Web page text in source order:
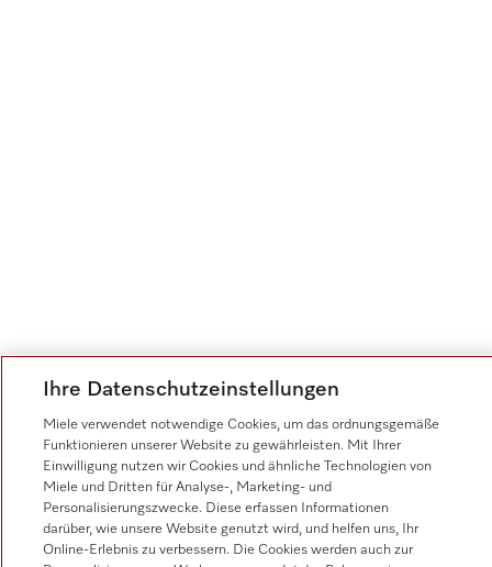
Ihre Datenschutzeinstellungen
Miele verwendet notwendige Cookies, um das ordnungsgemäße
Funktionieren unserer Website zu gewährleisten. Mit Ihrer
Einwilligung nutzen wir Cookies und ähnliche Technologien von
Miele und Dritten für Analyse-, Marketing- und
Personalisierungszwecke. Diese erfassen Informationen
darüber, wie unsere Website genutzt wird, und helfen uns, Ihr
Online-Erlebnis zu verbessern. Die Cookies werden auch zur